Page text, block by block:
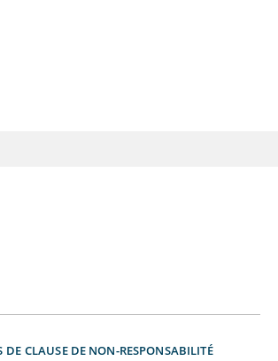
DE CLAUSE DE NON-RESPONSABILITÉ